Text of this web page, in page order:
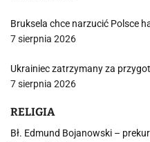
Bruksela chce narzucić Polsce
7 sierpnia 2026
Ukrainiec zatrzymany za
7 sierpnia 2026
RELIGIA
Bł. Edmund Bojanowski –